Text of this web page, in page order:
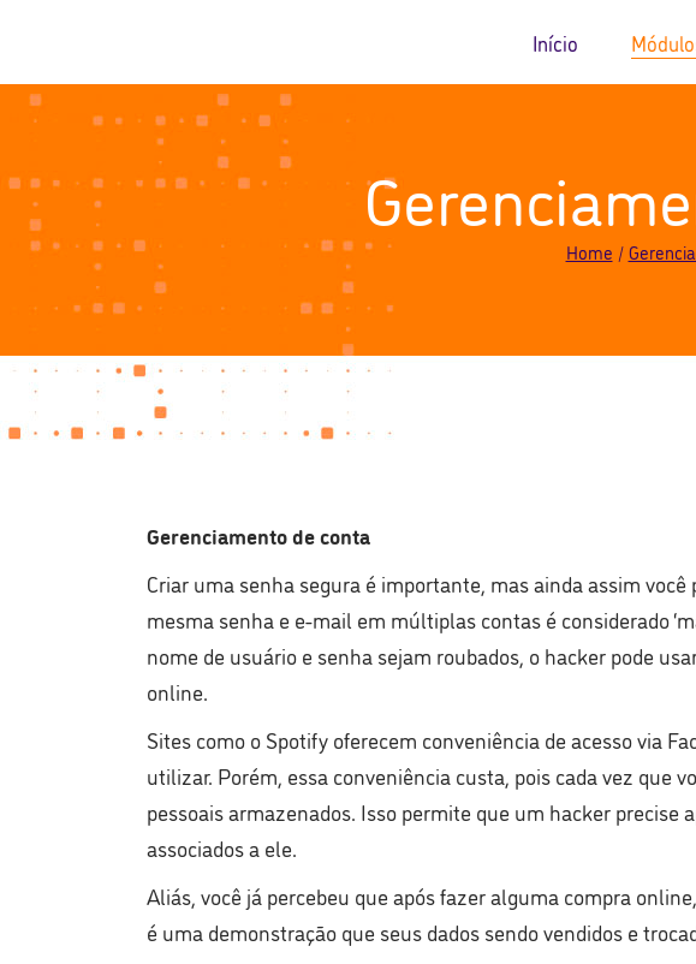
Início
funcionais
Home
Gerenciamento de conta
Criar uma senha segura é importante, mas ainda assim
mesma senha e e-mail em múltiplas contas é considerado
nome de usuário e senha sejam roubados, o hacker pode
online.
Sites como o Spotify oferecem conveniência de acesso via
utilizar. Porém, essa conveniência custa, pois cada vez que
pessoais armazenados. Isso permite que um hacker precise
associados a ele.
Aliás, você já percebeu que após fazer alguma compra
é uma demonstração que seus dados sendo vendidos e